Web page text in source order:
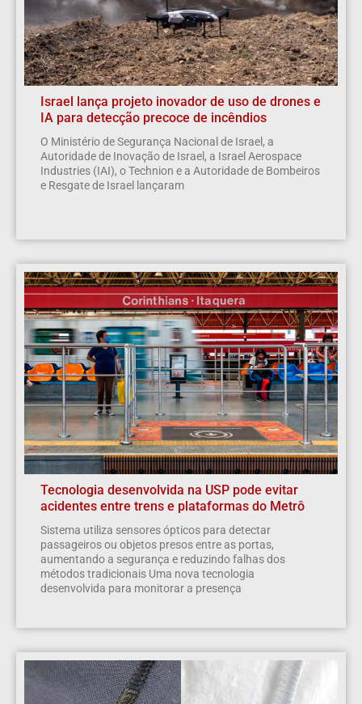
Israel lança projeto inovador de uso de drones e
IA para detecção precoce de incêndios
O Ministério de Segurança Nacional de Israel, a
Autoridade de Inovação de Israel, a Israel Aerospace
Industries (IAI), o Technion e a Autoridade de Bombeiros
e Resgate de Israel lançaram
Tecnologia desenvolvida na USP pode evitar
acidentes entre trens e plataformas do Metrô
Sistema utiliza sensores ópticos para detectar
passageiros ou objetos presos entre as portas,
aumentando a segurança e reduzindo falhas dos
métodos tradicionais Uma nova tecnologia
desenvolvida para monitorar a presença